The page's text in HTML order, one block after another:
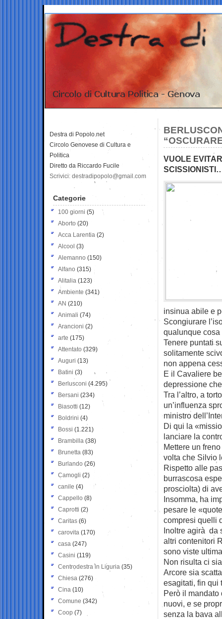
VUOLE
insinua abile e
Scongiurare
qualunque
Tenere puntati
solitamente
non appena
E il Cavaliere
depressione
Tra l’altro, a
un’influenza
ministro
Di qui la
lanciare la
Mettere un
volta che Silvio
Rispetto alle
burrascosa
prosciolta) di
Insomma, ha
pesare le
compresi quelli
Inoltre agirà da
altri contenitori
sono viste
Non risulta ci
Arcore sia
esagitati, fin qui
Però il
nuovi, e se
senza la bava
Destra di Popolo.net
Circolo Genovese di Cultura e
Politica
Diretto da Riccardo Fucile
Scrivici: destradipopolo@gmail.com
Categorie
100 giorni (5)
Aborto (20)
Acca Larentia (2)
Alcool (3)
Alemanno (150)
Alfano (315)
Alitalia (123)
Ambiente (341)
AN (210)
Animali (74)
Arancioni (2)
arte (175)
Attentato (329)
Auguri (13)
Batini (3)
Berlusconi (4.295)
Bersani (234)
Biasotti (12)
Boldrini (4)
Bossi (1.221)
Brambilla (38)
Brunetta (83)
Burlando (26)
Camogli (2)
canile (4)
Cappello (8)
Caprotti (2)
Caritas (6)
carovita (170)
casa (247)
Casini (119)
Centrodestra in Liguria (35)
Chiesa (276)
Cina (10)
Comune (342)
Coop (7)